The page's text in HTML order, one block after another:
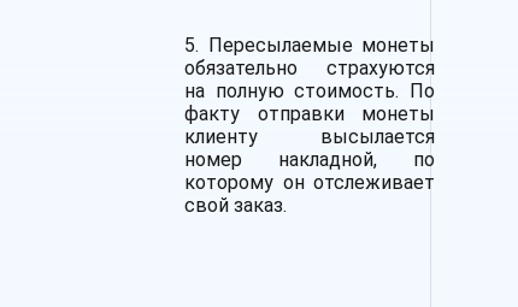
5. Пересылаемые монеты
обязательно страхуются
на полную стоимость. По
факту отправки монеты
клиенту высылается
номер накладной, по
которому он отслеживает
свой заказ.